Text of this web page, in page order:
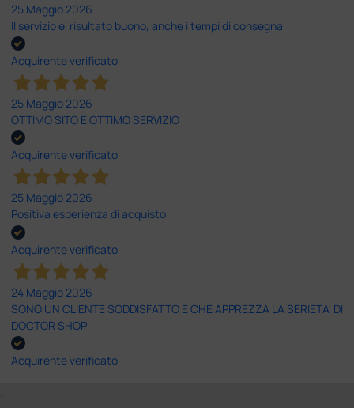
25 Maggio 2026
Il servizio e’ risultato buono, anche i tempi di consegna
Acquirente verificato
25 Maggio 2026
OTTIMO SITO E OTTIMO SERVIZIO
Acquirente verificato
25 Maggio 2026
Positiva esperienza di acquisto
Acquirente verificato
24 Maggio 2026
SONO UN CLIENTE SODDISFATTO E CHE APPREZZA LA SERIETA' DI
DOCTOR SHOP
Acquirente verificato
;